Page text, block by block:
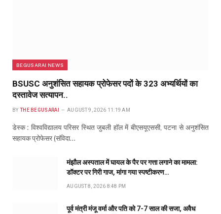
BEGUSARAI NEWS
BSUSC अनुशंसित सहायक प्रोफेसर पदों के 323 अभ्यर्थियों का
दस्तावेज सत्यापन..
BY THE BEGUSARAI AUGUST 9, 2026 11:19 AM
डेस्क : विश्वविद्यालय परिसर स्थित जुबली हॉल में बीएसयूएससी, पटना से अनुशंसित
सहायक प्रोफेसर (संविदा…
मंझौल अस्पताल में घायल के पैर पर गत्ता लगाने का मामला:
डॉक्टर पर गिरी गाज, मांगा गया स्पष्टीकरण…
AUGUST 8, 2026 8:48 PM
पूर्व मंत्री मंजू वर्मा और पति को 7-7 साल की सजा, अवैध